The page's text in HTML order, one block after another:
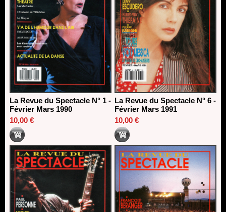
La Revue du Spectacle N° 1 -
Février Mars 1990
10,00 €
La Revue du Spectacle N° 6 -
Février Mars 1991
10,00 €